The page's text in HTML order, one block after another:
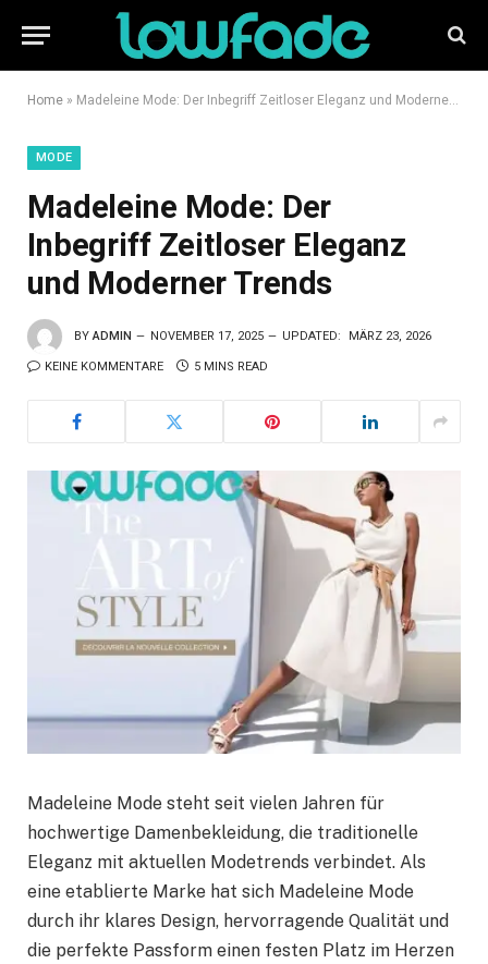
Home » Madeleine Mode: Der Inbegriff Zeitloser Eleganz und Moderner Trends
MODE
Madeleine Mode: Der
Inbegriff Zeitloser Eleganz
und Moderner Trends
BY ADMIN NOVEMBER 17, 2025 UPDATED: MÄRZ 23, 2026
KEINE KOMMENTARE 5 MINS READ
Madeleine Mode steht seit vielen Jahren für
hochwertige Damenbekleidung, die traditionelle
Eleganz mit aktuellen Modetrends verbindet. Als
eine etablierte Marke hat sich Madeleine Mode
durch ihr klares Design, hervorragende Qualität und
die perfekte Passform einen festen Platz im Herzen